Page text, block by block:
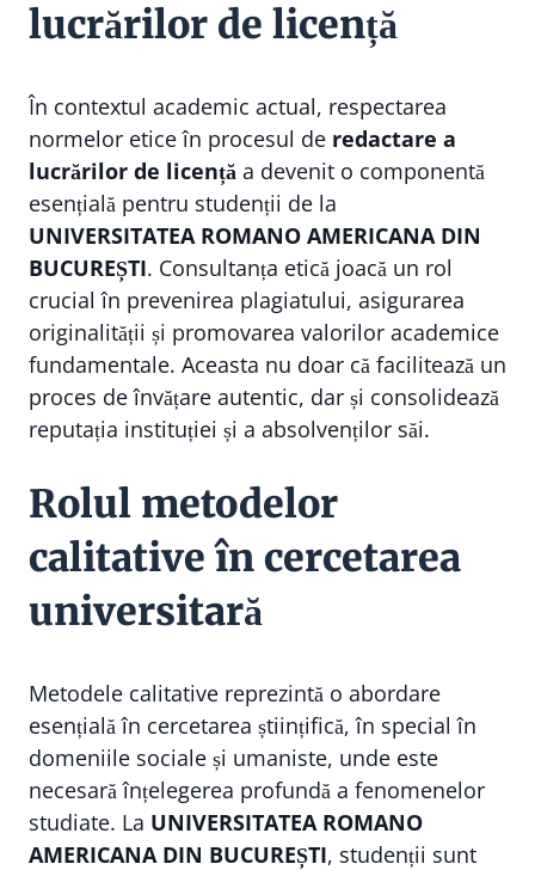
lucrărilor de licență
În contextul academic actual, respectarea
normelor etice în procesul de redactare a
lucrărilor de licență a devenit o componentă
esențială pentru studenții de la
UNIVERSITATEA ROMANO AMERICANA DIN
BUCUREȘTI. Consultanța etică joacă un rol
crucial în prevenirea plagiatului, asigurarea
originalității și promovarea valorilor academice
fundamentale. Aceasta nu doar că facilitează un
proces de învățare autentic, dar și consolidează
reputația instituției și a absolvenților săi.
Rolul metodelor
calitative în cercetarea
universitară
Metodele calitative reprezintă o abordare
esențială în cercetarea științifică, în special în
domeniile sociale și umaniste, unde este
necesară înțelegerea profundă a fenomenelor
studiate. La UNIVERSITATEA ROMANO
AMERICANA DIN BUCUREȘTI, studenții sunt